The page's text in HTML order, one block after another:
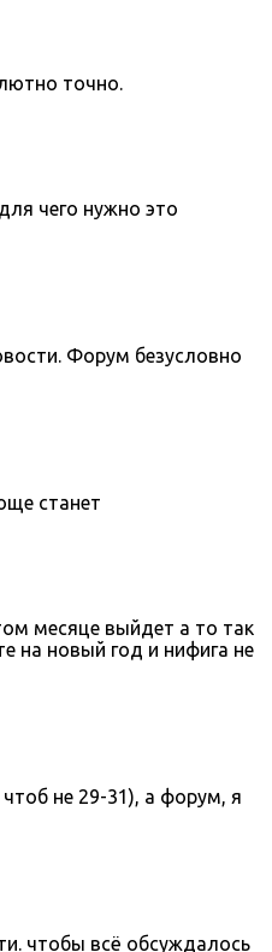
точно.
чего нужно это
Форум безусловно
станет
месяце выйдет а то так
на новый год и нифига не
не 29-31), а форум, я
чтобы всё обсуждалось